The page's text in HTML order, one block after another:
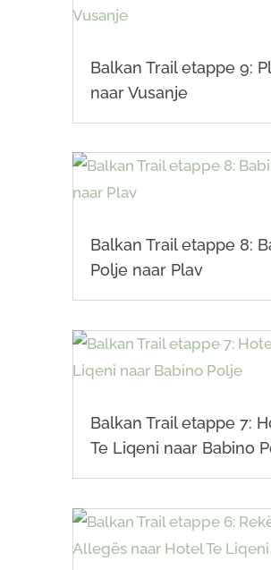
Balkan Trail etappe 9:
naar Vusanje
Balkan Trail etappe 8:
Polje naar Plav
Balkan Trail etappe 7:
Te Liqeni naar Babino